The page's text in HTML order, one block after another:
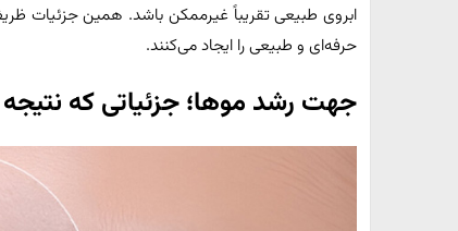
ابروی طبیعی تقریباً غیرممکن باشد. همین
حرفه‌ای و طبیعی را ایجاد می‌کنند.
جهت رشد موها؛ جزئیاتی که